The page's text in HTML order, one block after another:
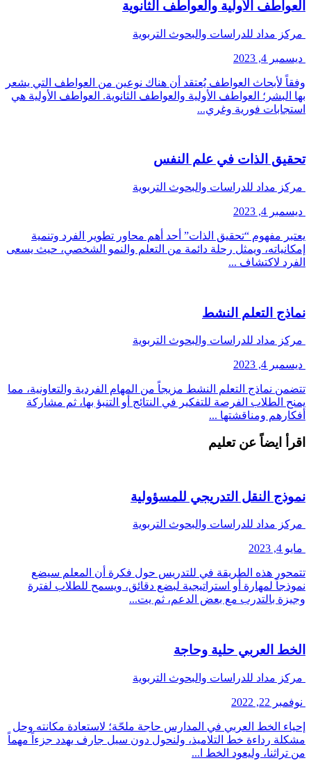
العواطف الأولية والعواطف الثانوية
مركز مداد للدراسات والبحوث التربوية
ديسمبر 4, 2023
وفقاً لأبحاث العواطف يُعتقد أن هناك نوعين من العواطف التي يشعر
بها البشر؛ العواطف الأولية والعواطف الثانوية. العواطف الأولية هي
استجابات فورية وغري...
تحقيق الذات في علم النفس
مركز مداد للدراسات والبحوث التربوية
ديسمبر 4, 2023
يعتبر مفهوم “تحقيق الذات” أحد أهم محاور تطوير الفرد وتنمية
إمكانياته، ويمثل رحلة دائمة من التعلم والنمو الشخصي، حيث يسعى
الفرد لاكتشاف ...
نماذج التعلم النشط
مركز مداد للدراسات والبحوث التربوية
ديسمبر 4, 2023
تتضمن نماذج التعلم النشط مزيجاً من المهام الفردية والتعاونية، مما
يمنح الطلاب الفرصة للتفكير في النتائج أو التنبؤ بها، ثم مشاركة
أفكارهم ومناقشتها ...
اقرأ ايضاً عن تعليم
نموذج النقل التدريجي للمسؤولية
مركز مداد للدراسات والبحوث التربوية
مايو 4, 2023
تتمحور هذه الطريقة في للتدريس حول فكرة أن المعلم سيضع
نموذجاً لمهارة أو استراتيجية لبضع دقائق، ويسمح للطلاب لفترة
وجيزة بالتدرب مع بعض الدعم، ثم يت...
الخط العربي حلية وحاجة
مركز مداد للدراسات والبحوث التربوية
نوفمبر 22, 2022
إحياء الخط العربي في المدارس حاجة ملحّة؛ لاستعادة مكانته وحل
مشكلة رداءة خط التلاميذ، ولنحول دون سيل جارف يهدد جزءاً مهماً
من تراثنا، وليعود الخط ا...